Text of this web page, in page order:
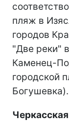
пляж в
городов
"Две реки"
Каменец-
городской
Богушевка).